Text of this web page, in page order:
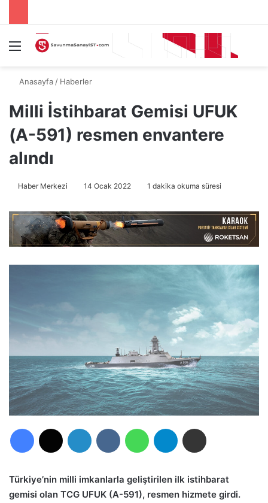
Menü
Anasayfa / Haberler
Milli İstihbarat Gemisi UFUK
(A-591) resmen envantere
alındı
Haber Merkezi 14 Ocak 2022 1 dakika okuma süresi
Türkiye’nin milli imkanlarla geliştirilen ilk istihbarat
gemisi olan TCG UFUK (A-591), resmen hizmete girdi.